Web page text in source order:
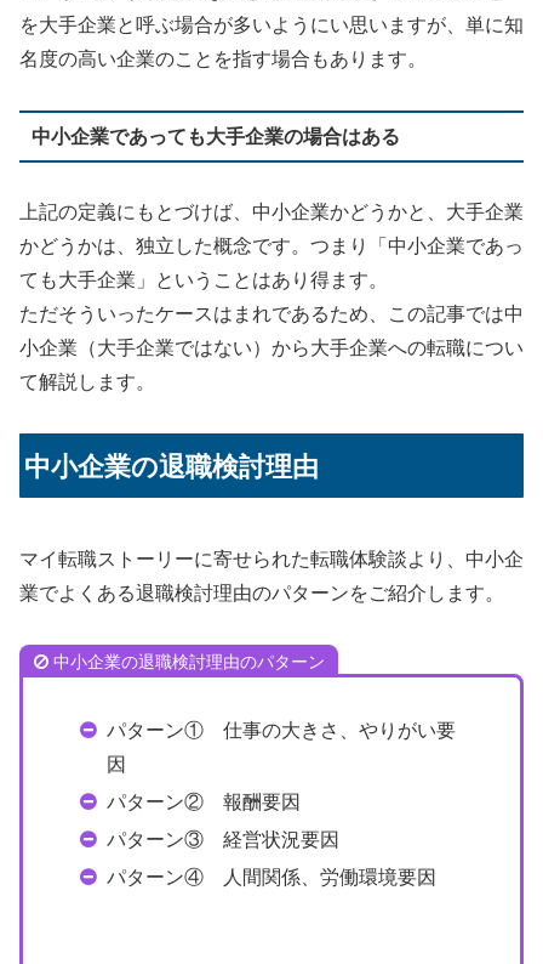
を大手企業と呼ぶ場合が多いようにい思いますが、単に知
名度の高い企業のことを指す場合もあります。
中小企業であっても大手企業の場合はある
上記の定義にもとづけば、中小企業かどうかと、大手企業
かどうかは、独立した概念です。つまり「中小企業であっ
ても大手企業」ということはあり得ます。
ただそういったケースはまれであるため、この記事では中
小企業（大手企業ではない）から大手企業への転職につい
て解説します。
中小企業の退職検討理由
マイ転職ストーリーに寄せられた転職体験談より、中小企
業でよくある退職検討理由のパターンをご紹介します。
中小企業の退職検討理由のパターン
パターン① 仕事の大きさ、やりがい要
因
パターン② 報酬要因
パターン③ 経営状況要因
パターン④ 人間関係、労働環境要因